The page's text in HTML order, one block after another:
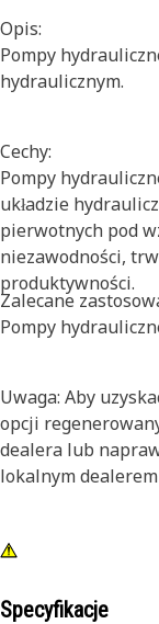
Opis:
Pompy
hydraulicznym.
Cechy:
Pompy
układzie
pierwotnych pod
niezawodności,
produktywności.
Zalecane
Pompy
Uwaga: Aby
opcji
dealera lub
lokalnym dealerem
Specyfikacje